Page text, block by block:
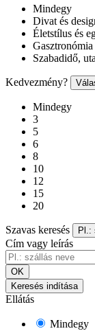
Mindegy
Divat és
Életstílus és
Gasztronómia
Szabadidő,
Kedvezmény?
Mindegy
3
5
6
8
10
12
15
20
Szavas keresés Pl.:
Cím vagy leírás
OK
Keresés indítása
Ellátás
Mindegy